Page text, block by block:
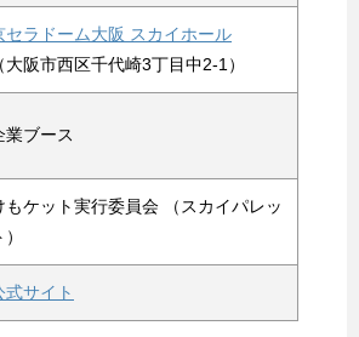
セラドーム大阪 スカイホール
（大阪市西区千代崎3丁目中2-1）
業ブース
もケット実行委員会 （スカイパレッ
）
式サイト